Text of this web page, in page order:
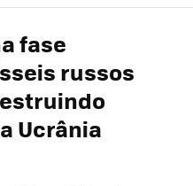
fase
russos
Ucrânia